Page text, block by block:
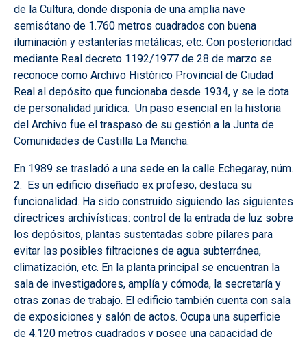
de la Cultura, donde disponía de una amplia nave
semisótano de 1.760 metros cuadrados con buena
iluminación y estanterías metálicas, etc. Con posterioridad
mediante Real decreto 1192/1977 de 28 de marzo se
reconoce como Archivo Histórico Provincial de Ciudad
Real al depósito que funcionaba desde 1934, y se le dota
de personalidad jurídica. Un paso esencial en la historia
del Archivo fue el traspaso de su gestión a la Junta de
Comunidades de Castilla La Mancha.
En 1989 se trasladó a una sede en la calle Echegaray, núm.
2. Es un edificio diseñado ex profeso, destaca su
funcionalidad. Ha sido construido siguiendo las siguientes
directrices archivísticas: control de la entrada de luz sobre
los depósitos, plantas sustentadas sobre pilares para
evitar las posibles filtraciones de agua subterránea,
climatización, etc. En la planta principal se encuentran la
sala de investigadores, amplía y cómoda, la secretaría y
otras zonas de trabajo. El edificio también cuenta con sala
de exposiciones y salón de actos. Ocupa una superficie
de 4.120 metros cuadrados y posee una capacidad de